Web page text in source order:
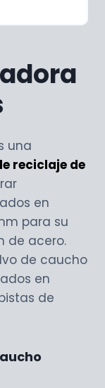
una
reciclaje de
en
para su
de acero.
de caucho
en
de